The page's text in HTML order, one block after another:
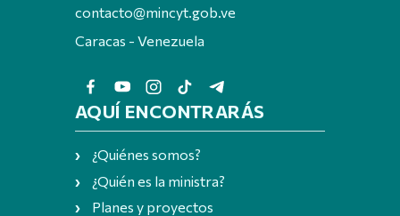
contacto@mincyt.gob.ve
Caracas - Venezuela
AQUÍ ENCONTRARÁS
¿Quiénes somos?
¿Quién es la ministra?
Planes y proyectos